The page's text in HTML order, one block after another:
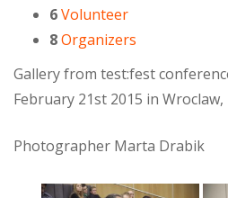
6Volunteer
8Organizers
Gallery from test:fest
February 21st 2015 in Wroclaw,
Photographer Marta Drabik